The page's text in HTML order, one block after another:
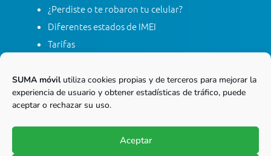
SUMA móvilutiliza cookies propias y de terceros para mejorar la
experiencia de usuario y obtener estadísticas de tráfico, puede
aceptar o rechazar su uso.
Aceptar
¿Perdiste o te robaron tu celular?
Diferentes estados de IMEI
Tarifas
Apagón red móvil 2G
01 8000 415 268